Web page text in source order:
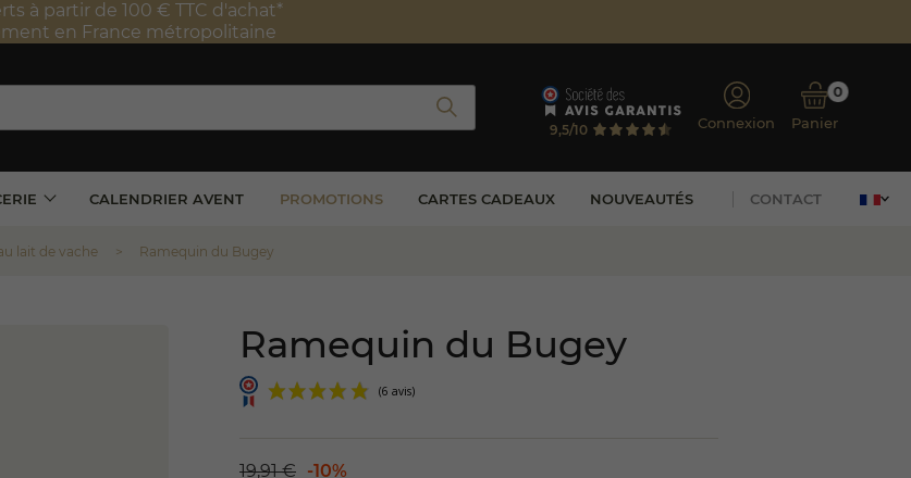
à partir de 100 € TTC d'achat*
en France métropolitaine
9,5/10 Connexion Panier
0
CALENDRIER AVENT PROMOTIONS CARTES CADEAUX NOUVEAUTÉS CONTACT
lait de vache Ramequin du Bugey
Ramequin du Bugey
19,91 € -10%